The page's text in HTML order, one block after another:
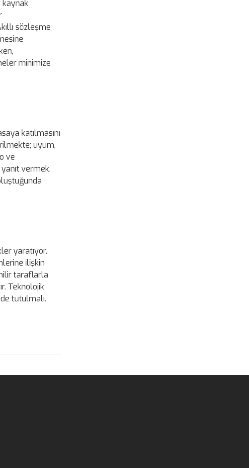
sözleşme
minimize
katılmasını
uyum,
ve
vermek.
yaratıyor.
ilişkin
taraflarla
Teknolojik
tutulmalı.